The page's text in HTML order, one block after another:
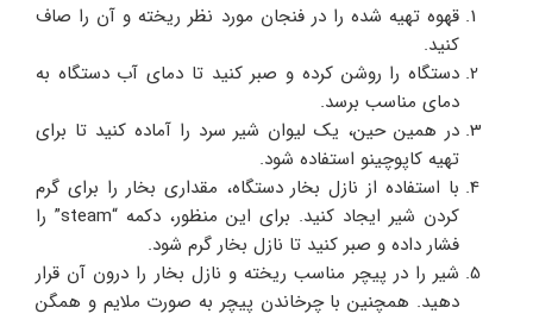
قهوه تهیه شده را در فنجان مورد نظر ریخته و آن را صاف
کنید.
دستگاه را روشن کرده و صبر کنید تا دمای آب دستگاه به
دمای مناسب برسد.
در همین حین، یک لیوان شیر سرد را آماده کنید تا برای
تهیه کاپوچینو استفاده شود.
با استفاده از نازل بخار دستگاه، مقداری بخار را برای گرم
کردن شیر ایجاد کنید. برای این منظور، دکمه “steam” را
فشار داده و صبر کنید تا نازل بخار گرم شود.
شیر را در پیچر مناسب ریخته و نازل بخار را درون آن قرار
دهید. همچنین با چرخاندن پیچر به صورت ملایم و همگن